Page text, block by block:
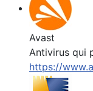
Avast
Antivirus qui
https://